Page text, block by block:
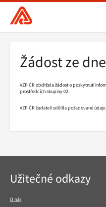
Všeobecná
zdravotní
hlavní
Drobečková
navigace
Žádost ze
VZP ČR obdržela žádost o poskytnutí
prostředcích skupiny 02.
VZP ČR žadateli sdělila požadované
Navigace
v
Užitečné odkazy
O nás